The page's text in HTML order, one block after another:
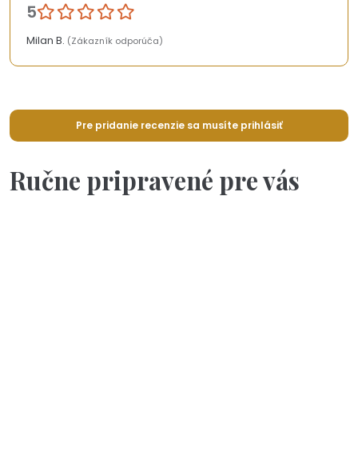
5
Milan B. (Zákazník odporúča)
Pre pridanie recenzie sa musíte prihlásiť
Ručne pripravené pre vás